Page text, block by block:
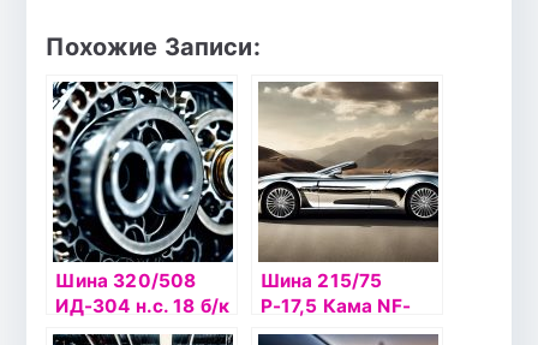
Похожие Записи:
Шина 320/508
ИД-304 н.с. 18 б/к
Шина 215/75
Р-17,5 Кама NF-
202 б/к НкШз